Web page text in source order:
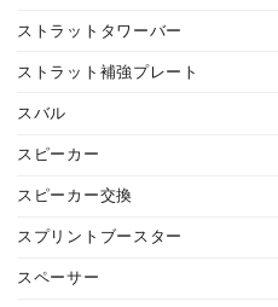
ストラットタワーバー
ストラット補強プレート
スバル
スピーカー
スピーカー交換
スプリントブースター
スペーサー